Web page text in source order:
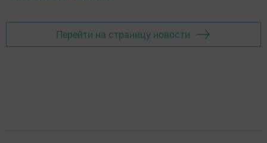
Перейти на страницу новости